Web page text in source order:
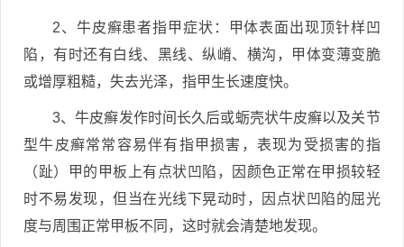
2、牛皮癣患者指甲症状：甲体表面出现顶针样凹
陷，有时还有白线、黑线、纵嵴、横沟，甲体变薄变脆
或增厚粗糙，失去光泽，指甲生长速度快。
3、牛皮癣发作时间长久后或蛎壳状牛皮癣以及关节
型牛皮癣常常容易伴有指甲损害，表现为受损害的指
（趾）甲的甲板上有点状凹陷，因颜色正常在甲损较轻
时不易发现，但当在光线下晃动时，因点状凹陷的屈光
度与周围正常甲板不同，这时就会清楚地发现。